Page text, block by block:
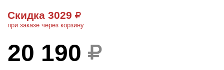
Скидка 3029
при заказе через корзину
20 190